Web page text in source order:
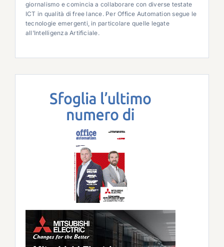
giornalismo e comincia a collaborare con diverse testate
ICT in qualità di free lance. Per Office Automation segue le
tecnologie emergenti, in particolare quelle legate
all’Intelligenza Artificiale.